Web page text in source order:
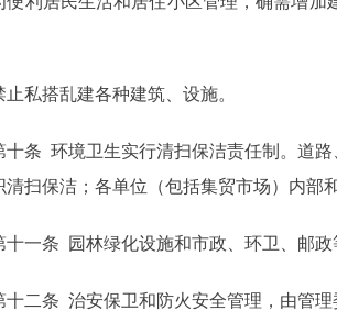
搭乱建各种建筑、设施。
环境卫生实行清扫保洁责任制。道路
清扫保洁；各单位（包括集贸市场）内部
条 园林绿化设施和市政、环卫、邮政
条 治安保卫和防火安全管理，由管理